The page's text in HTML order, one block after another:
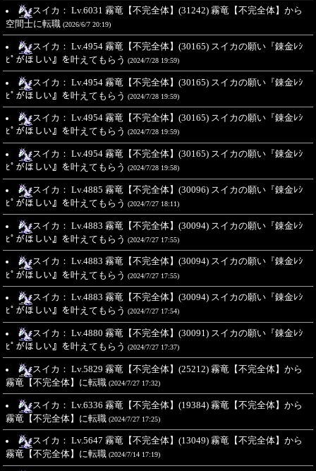
スイカ： Lv.6031 霧竜【不完全体】(31242) 霧竜【不完全体】から
空間士に転職 (2026/6/7 20:19)
スイカ： Lv.4954 霧竜【不完全体】(30165) スイカの願い『錬金ﾚｼ
ﾋﾟがほしい』を叶えてもらう (2024/7/28 19:59)
スイカ： Lv.4954 霧竜【不完全体】(30165) スイカの願い『錬金ﾚｼ
ﾋﾟがほしい』を叶えてもらう (2024/7/28 19:59)
スイカ： Lv.4954 霧竜【不完全体】(30165) スイカの願い『錬金ﾚｼ
ﾋﾟがほしい』を叶えてもらう (2024/7/28 19:59)
スイカ： Lv.4954 霧竜【不完全体】(30165) スイカの願い『錬金ﾚｼ
ﾋﾟがほしい』を叶えてもらう (2024/7/28 19:58)
スイカ： Lv.4885 霧竜【不完全体】(30096) スイカの願い『錬金ﾚｼ
ﾋﾟがほしい』を叶えてもらう (2024/7/27 18:11)
スイカ： Lv.4883 霧竜【不完全体】(30094) スイカの願い『錬金ﾚｼ
ﾋﾟがほしい』を叶えてもらう (2024/7/27 17:55)
スイカ： Lv.4883 霧竜【不完全体】(30094) スイカの願い『錬金ﾚｼ
ﾋﾟがほしい』を叶えてもらう (2024/7/27 17:55)
スイカ： Lv.4883 霧竜【不完全体】(30094) スイカの願い『錬金ﾚｼ
ﾋﾟがほしい』を叶えてもらう (2024/7/27 17:54)
スイカ： Lv.4880 霧竜【不完全体】(30091) スイカの願い『錬金ﾚｼ
ﾋﾟがほしい』を叶えてもらう (2024/7/27 17:37)
スイカ： Lv.5829 霧竜【不完全体】(25212) 霧竜【不完全体】から
霧竜【不完全体】に転職 (2024/7/27 17:32)
スイカ： Lv.6336 霧竜【不完全体】(19384) 霧竜【不完全体】から
霧竜【不完全体】に転職 (2024/7/27 17:25)
スイカ： Lv.5647 霧竜【不完全体】(13049) 霧竜【不完全体】から
霧竜【不完全体】に転職 (2024/7/14 17:19)